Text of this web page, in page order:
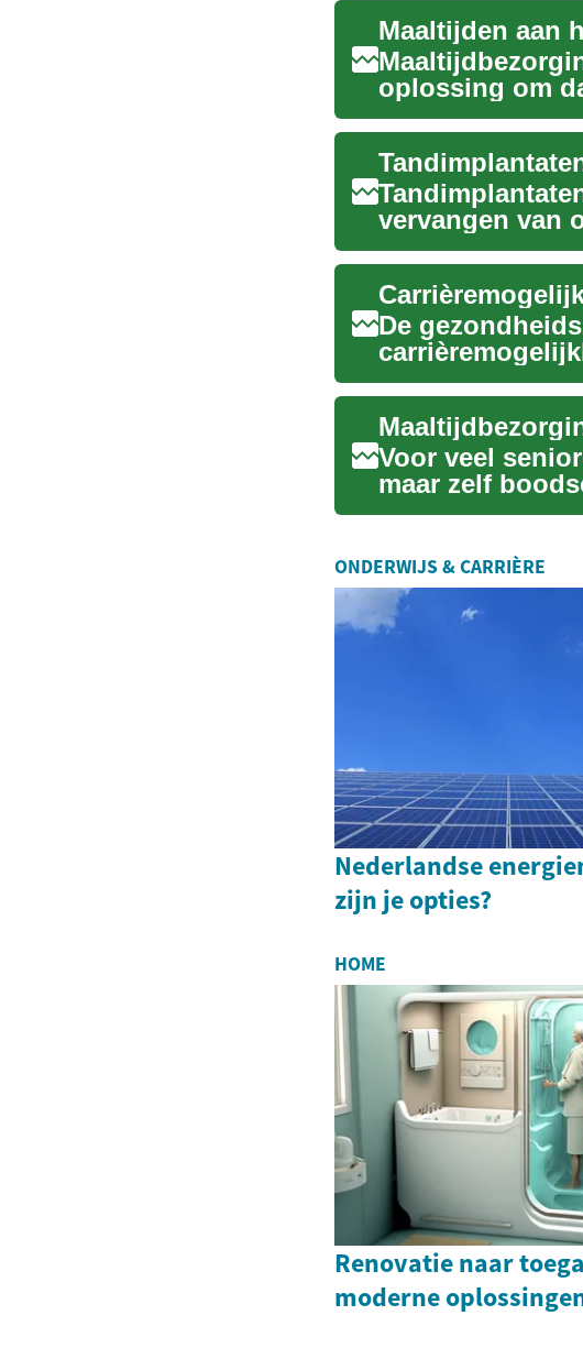
Maaltijden aan
oplossing om
ontvangen...
vervangen van
Deze gea...
De
verzorgenden.
Voor veel
maar zelf
Maaltij...
ONDERWIJS & CARRIÈRE
Nederlandse
zijn je opties?
HOME
Renovatie naar
moderne